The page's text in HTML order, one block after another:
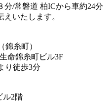
分/常磐道 柏ICから車約24分
いたします。
錦糸町）
命錦糸町ビル3F
り徒歩3分
ル2階